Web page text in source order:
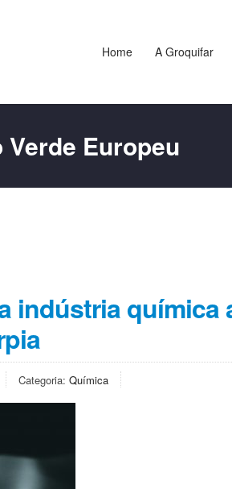
Home A Groquifar
Europeu
indústria química
Categoria: Química